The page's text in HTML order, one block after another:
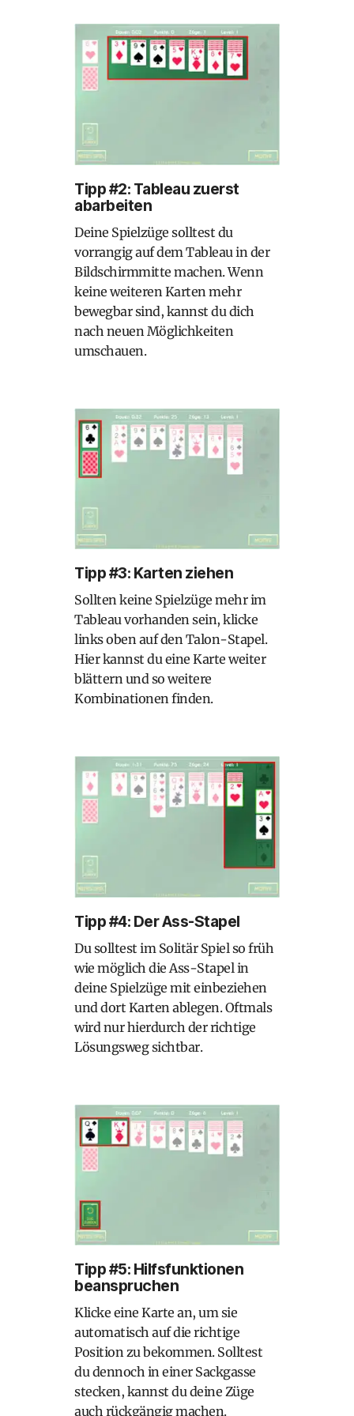
Tipp #2: Tableau zuerst
abarbeiten
Deine Spielzüge solltest du
vorrangig auf dem Tableau in der
Bildschirmmitte machen. Wenn
keine weiteren Karten mehr
bewegbar sind, kannst du dich
nach neuen Möglichkeiten
umschauen.
Tipp #3: Karten ziehen
Sollten keine Spielzüge mehr im
Tableau vorhanden sein, klicke
links oben auf den Talon-Stapel.
Hier kannst du eine Karte weiter
blättern und so weitere
Kombinationen finden.
Tipp #4: Der Ass-Stapel
Du solltest im Solitär Spiel so früh
wie möglich die Ass-Stapel in
deine Spielzüge mit einbeziehen
und dort Karten ablegen. Oftmals
wird nur hierdurch der richtige
Lösungsweg sichtbar.
Tipp #5: Hilfsfunktionen
beanspruchen
Klicke eine Karte an, um sie
automatisch auf die richtige
Position zu bekommen. Solltest
du dennoch in einer Sackgasse
stecken, kannst du deine Züge
auch rückgängig machen.